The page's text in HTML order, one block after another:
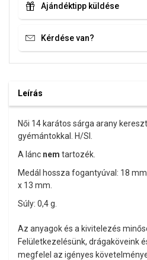
Ajándéktipp küldése
Kérdése van?
Leírás
Női 14 karátos sárga arany
gyémántokkal. H/SI.
A lánc nem tartozék.
Medál hossza fogantyúval: 18
x 13 mm.
Súly: 0,4 g.
Az anyagok és a kivitelezés
Felületkezelésünk, drágaköveink
megfelel az igényes